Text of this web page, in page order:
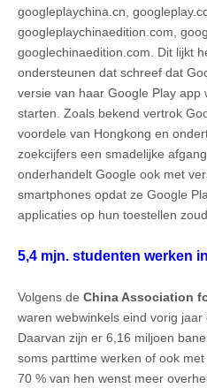
googleplaychina.cn,
googleplaychinaedition.com,
googlechinaedition.com. Dit lijkt
ondersteunen dat schreef dat
versie van haar Google Play app
starten. Zoals bekend vertrok
voordele van Hongkong en
zoekcijfers een smadelijke
onderhandelt Google ook met
smartphones opdat ze Google
applicaties op hun toestellen
5,4 mjn. studenten werken
Volgens de China Association
waren webwinkels eind vorig jaar
Daarvan zijn er 6,16 miljoen
soms parttime werken of ook
70 % van hen wenst meer